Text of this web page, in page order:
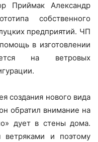
Приймак Александр
собственного
предприятий. ЧП
в изготовлении
на ветровых
создания нового вида
обратил внимание на
дует в стены дома.
ветряками и поэтому